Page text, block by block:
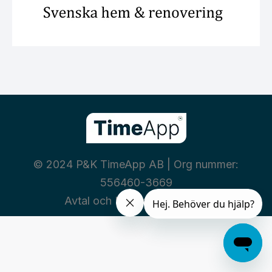
© 2024 P&K TimeApp AB | Org nummer:
556460-3669
Avtal och Policies|Integritet